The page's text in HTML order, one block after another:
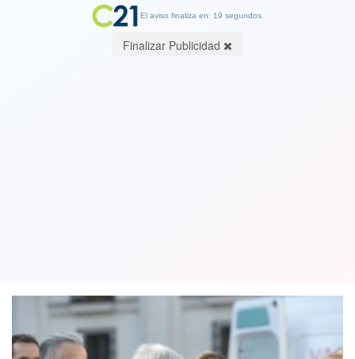
El aviso finaliza en: 19 segundos.
Finalizar Publicidad